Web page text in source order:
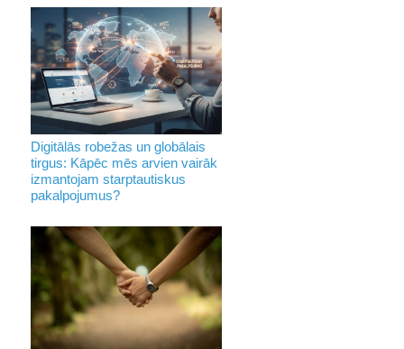
Digitālās robežas un globālais
tirgus: Kāpēc mēs arvien vairāk
izmantojam starptautiskus
pakalpojumus?